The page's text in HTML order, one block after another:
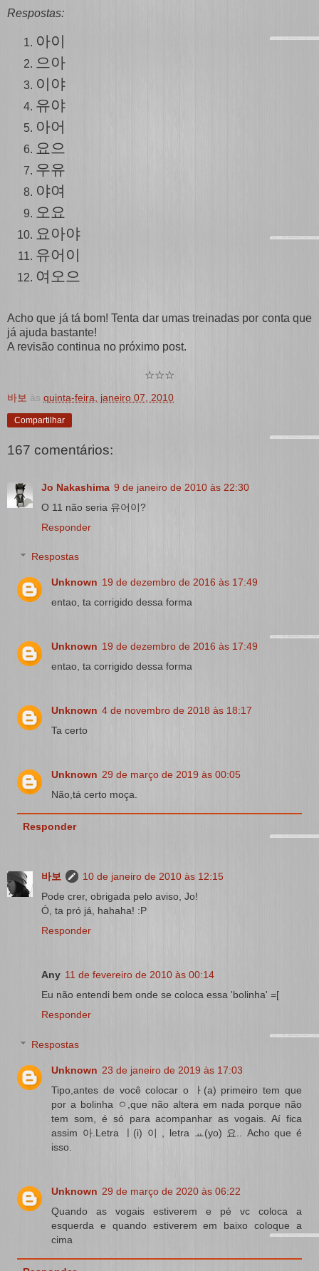
Respostas:
아이
으아
이야
유야
아어
요으
우유
야여
오요
요아야
유어 이
여오으
Acho que já tá bom! Tenta dar umas treinadas por conta que
já ajuda bastante!
A revisão continua no próximo post.
☆☆☆
바보 às quinta-feira, janeiro 07, 2010
Compartilhar
167 comentários:
Jo Nakashima 9 de janeiro de 2010 às 22:30
O 11 não seria 유어이?
Responder
Respostas
Unknown 19 de dezembro de 2016 às 17:49
entao, ta corrigido dessa forma
Unknown 19 de dezembro de 2016 às 17:49
entao, ta corrigido dessa forma
Unknown 4 de novembro de 2018 às 18:17
Ta certo
Unknown 29 de março de 2019 às 00:05
Não,tá certo moça.
Responder
바보
10 de janeiro de 2010 às 12:15
Pode crer, obrigada pelo aviso, Jo!
Ó, ta pró já, hahaha! :P
Responder
Any 11 de fevereiro de 2010 às 00:14
Eu não entendi bem onde se coloca essa 'bolinha' =[
Responder
Respostas
Unknown 23 de janeiro de 2019 às 17:03
Tipo,antes de você colocar o ㅏ(a) primeiro tem que
por a bolinha ㅇ,que não altera em nada porque não
tem som, é só para acompanhar as vogais. Aí fica
assim 아.Letra ㅣ(i) 이 , letra ㅛ(yo) 요.. Acho que é
isso.
Unknown 29 de março de 2020 às 06:22
Quando as vogais estiverem e pé vc coloca a
esquerda e quando estiverem em baixo coloque a
cima